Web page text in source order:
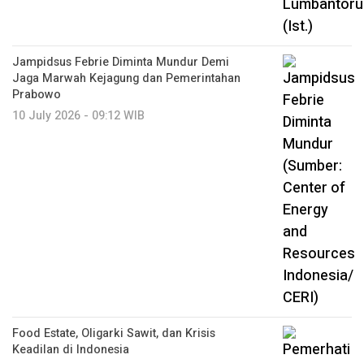
Jampidsus Febrie Diminta Mundur Demi
Jaga Marwah Kejagung dan Pemerintahan
Prabowo
10 July 2026 - 09:12 WIB
Food Estate, Oligarki Sawit, dan Krisis
Keadilan di Indonesia